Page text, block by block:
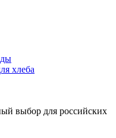
хлеба
выбор для российских